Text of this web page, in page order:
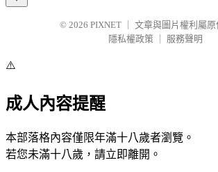
© 2026 PIXNET
文章與圖片權利屬原
隱私權政策
服務聲明
⚠️
成人內容提醒
本部落格內容僅限年滿十八歲者瀏覽。
若您未滿十八歲，請立即離開。